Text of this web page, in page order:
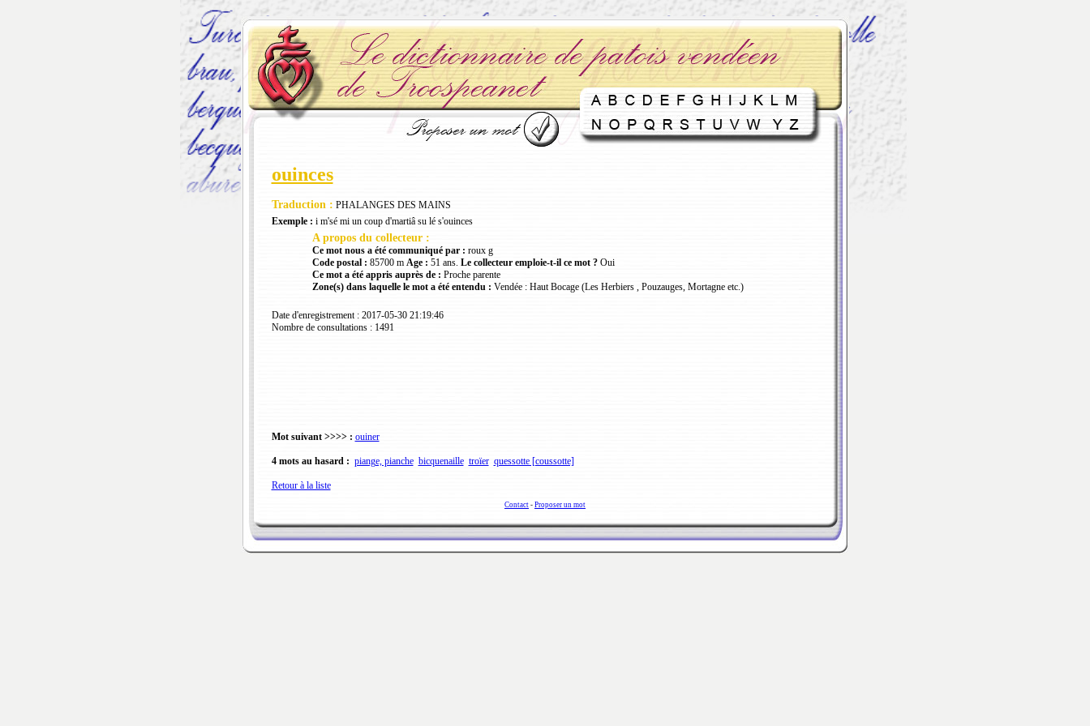
ouinces
Traduction : PHALANGES DES MAINS
Exemple : i m'sé mi un coup d'martiâ su lé s'ouinces
A propos du collecteur :
Ce mot nous a été communiqué par : roux g
Code postal : 85700 m Age : 51 ans. Le collecteur emploie-t-il ce mot ?Oui
Ce mot a été appris auprès de : Proche parente
Zone(s) dans laquelle le mot a été entendu : Vendée : Haut Bocage (Les Herbiers , Pouzauges, Mortagne etc.)
Date d'enregistrement : 2017-05-30 21:19:46
Nombre de consultations : 1491
Mot suivant >>>> : ouiner
4 mots au hasard : piange, pianche bicquenaille troïer quessotte [coussotte]
Retour à la liste
Contact - Proposer un mot